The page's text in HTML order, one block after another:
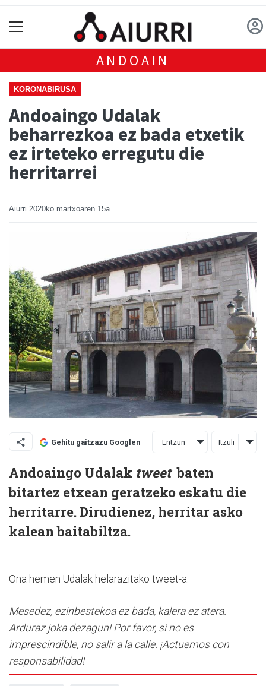
ANDOAIN
KORONABIRUSA
Andoaingo Udalak
beharrezkoa ez bada etxetik
ez irteteko erregutu die
herritarrei
Aiurri 2020ko martxoaren 15a
Gehitu gaitzazu Googlen Entzun Itzuli
Andoaingo Udalak tweetbaten
bitartez etxean geratzeko eskatu die
herritarre. Dirudienez, herritar asko
kalean baitabiltza.
Ona hemen Udalak helarazitako tweet-a:
Mesedez, ezinbestekoa ez bada, kalera ez atera.
Arduraz joka dezagun! Por favor, si no es
imprescindible, no salir a la calle. ¡Actuemos con
responsabilidad!